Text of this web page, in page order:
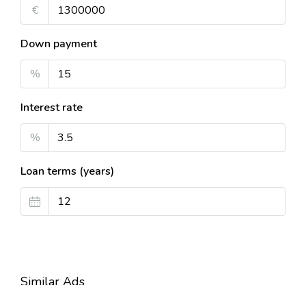
€
Down payment
%
Interest rate
%
Loan terms (years)
Similar Ads